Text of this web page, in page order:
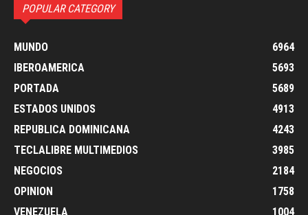
POPULAR CATEGORY
MUNDO
6964
IBEROAMERICA
5693
PORTADA
5689
ESTADOS UNIDOS
4913
REPUBLICA DOMINICANA
4243
TECLALIBRE MULTIMEDIOS
3985
NEGOCIOS
2184
OPINION
1758
VENEZUELA
1004